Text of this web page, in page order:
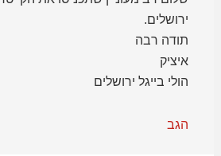
ירושלים.
תודה רבה
איציק
הולי בייגל ירושלים
הגב